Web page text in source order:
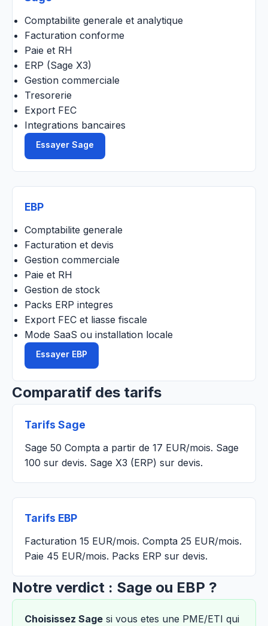
Comptabilite generale et analytique
Facturation conforme
Paie et RH
ERP (Sage X3)
Gestion commerciale
Tresorerie
Export FEC
Integrations bancaires
Essayer Sage
EBP
Comptabilite generale
Facturation et devis
Gestion commerciale
Paie et RH
Gestion de stock
Packs ERP integres
Export FEC et liasse fiscale
Mode SaaS ou installation locale
Essayer EBP
Comparatif des tarifs
Tarifs Sage
Sage 50 Compta a partir de 17 EUR/mois. Sage
100 sur devis. Sage X3 (ERP) sur devis.
Tarifs EBP
Facturation 15 EUR/mois. Compta 25 EUR/mois.
Paie 45 EUR/mois. Packs ERP sur devis.
Notre verdict : Sage ou EBP ?
Choisissez Sage si vous etes une PME/ETI qui